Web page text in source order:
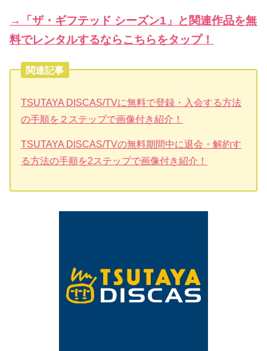
→「ザ・ギフテッド シーズン1」と関連作品を無
料でレンタルするならこちらをタップ！
関連記事
TSUTAYA DISCAS/TVに無料で登録・入会する方法
の手順を２ステップで画像付き紹介！
TSUTAYA DISCAS/TVの無料期間中に退会・解約す
る方法の手順を2ステップで画像付き紹介！